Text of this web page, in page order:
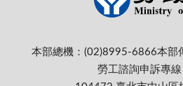
本部總機：(02)8995-6866本部
勞工諮詢申訴專